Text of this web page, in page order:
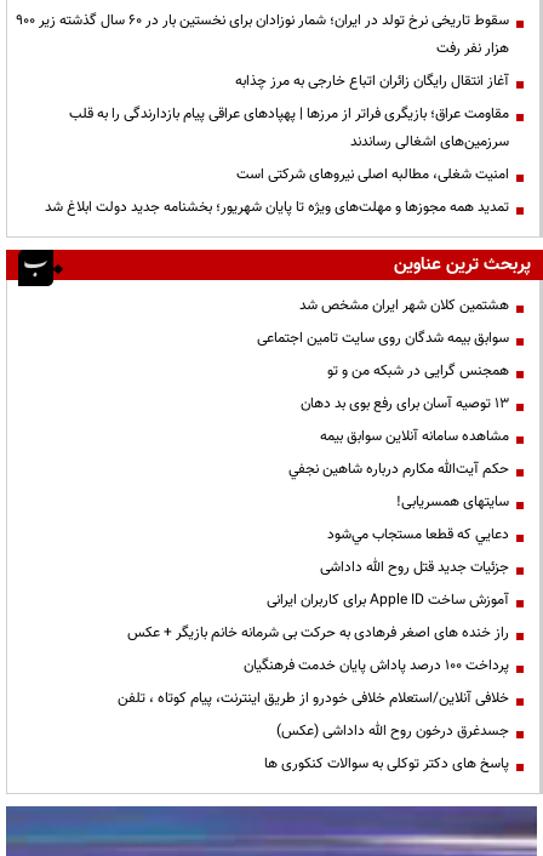
سقوط تاریخی نرخ تولد در ایران؛ شمار نوزادان برای نخستین بار در ۶۰ سال گذشته زیر ۹۰۰
هزار نفر رفت
آغاز انتقال رایگان زائران اتباع خارجی به مرز چذابه
مقاومت عراق؛ بازیگری فراتر از مرزها | پهپادهای عراقی پیام بازدارندگی را به قلب
سرزمین‌های اشغالی رساندند
‌امنیت شغلی، مطالبه اصلی نیروهای شرکتی است
تمدید همه مجوزها و مهلت‌های ویژه تا پایان شهریور؛ بخشنامه جدید دولت ابلاغ شد
پربحث ترین عناوین
هشتمین کلان شهر ایران مشخص شد
سوابق بیمه شدگان روی سایت تامین اجتماعی
همجنس گرایی در شبکه من و تو
13 توصیه آسان برای رفع بوی بد دهان
مشاهده سامانه آنلاين سوابق بیمه
حكم آيت‌الله مكارم درباره شاهين نجفي
سایتهای همسریابی!
دعايي كه قطعا مستجاب مي‌شود
جزئیات جدید قتل روح الله داداشی
آموزش ساخت Apple ID برای کاربران ایرانی
راز خنده های اصغر فرهادی به حرکت بی شرمانه خانم بازیگر + عکس
پرداخت ۱۰۰ درصد پاداش پایان خدمت فرهنگیان
خلافی آنلاین/استعلام خلافی خودرو از طریق اینترنت، پیام کوتاه ، تلفن
جسدغرق درخون روح الله داداشی (عکس)
پاسخ های دکتر توکلی به سوالات کنکوری ها